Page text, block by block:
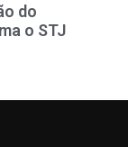
do
o STJ